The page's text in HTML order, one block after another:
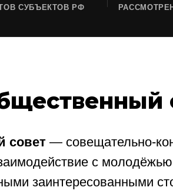
СУБЪЕКТОВ РФ
совет— совещательно-
с
заинтересованными